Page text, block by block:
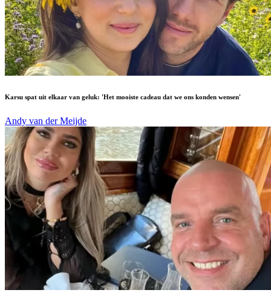
Karsu spat uit elkaar van geluk: 'Het mooiste cadeau dat we ons konden wensen'
Andy van der Meijde